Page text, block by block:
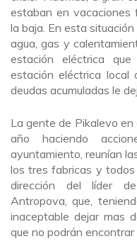
estaban en vacaciones
la baja. En esta
agua, gas y
estación eléctrica
estación eléctrica local
deudas acumuladas le
La gente de Pikalevo
año haciendo
ayuntamiento, reunían
los tres fabricas y
dirección del líder
Antropova, que,
inaceptable dejar mas
que no podrán